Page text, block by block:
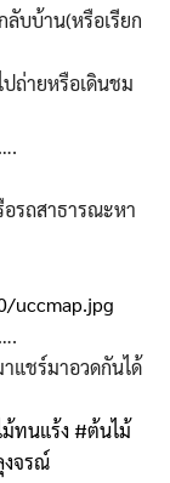
ลับบ้าน(หรือเรียก
ถ่ายหรือเดินชม
อรถสาธารณะหา
uccmap.jpg
แชร์มาอวดกันได้
ทนแร้ง #ต้นไม้
จรณ์